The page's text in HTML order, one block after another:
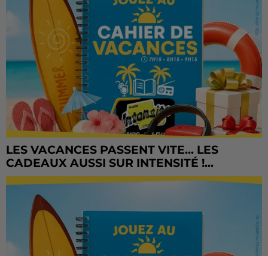
LES VACANCES PASSENT VITE... LES
CADEAUX AUSSI SUR INTENSITÉ !...